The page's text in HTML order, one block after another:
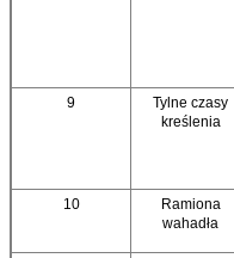
9
Tylne czasy
kreślenia
10
Ramiona
wahadła